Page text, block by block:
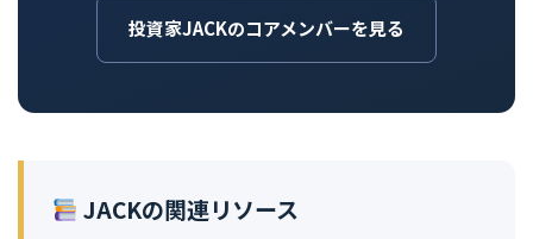
投資家JACKのコアメンバーを見る
JACKの関連リソース